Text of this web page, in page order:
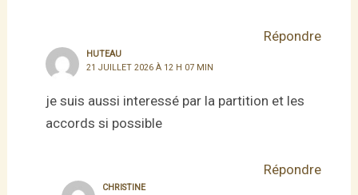
Répondre
HUTEAU
21 JUILLET 2026 À 12 H 07 MIN
je suis aussi interessé par la partition et les
accords si possible
Répondre
CHRISTINE